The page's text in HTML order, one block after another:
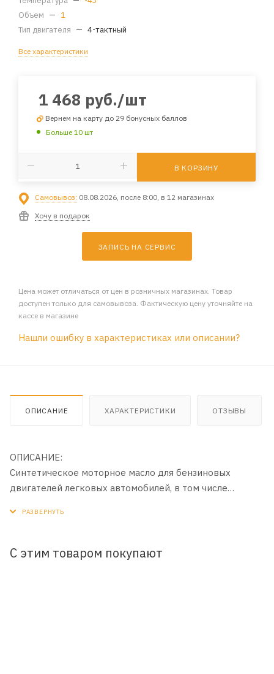
Объем — 1
Тип двигателя — 4-тактный
Все характеристики
1 468 руб./шт
Вернем на карту до 29 бонусных баллов
Больше 10 шт
В КОРЗИНУ
Самовывоз: 08.08.2026, после 8:00, в 12 магазинах
Хочу в подарок
ЗАПИСЬ НА СЕРВИС
Цена может отличаться от цен в розничных магазинах. Товар
доступен только для самовывоза. Фактическую цену уточняйте на
кассе в магазине
Нашли ошибку в характеристиках или описании?
ОПИСАНИЕ ХАРАКТЕРИСТИКИ ОТЗЫВЫ
ОПИСАНИЕ:
Синтетическое моторное масло для бензиновых
двигателей легковых автомобилей, в том числе
С этим товаром покупают